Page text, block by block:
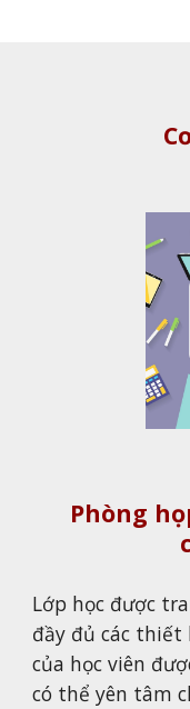
Phòng
Lớp học được
đầy đủ các thiết
của học viên
có thể yên tâm